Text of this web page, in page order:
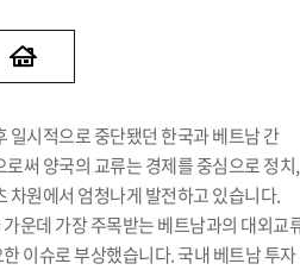
일시적으로 중단됐던 한국과 베트남 간
써 양국의 교류는 경제를 중심으로 정치,
차원에서 엄청나게 발전하고 있습니다.
운데 가장 주목받는 베트남과의 대외교
이슈로 부상했습니다. 국내 베트남 투자